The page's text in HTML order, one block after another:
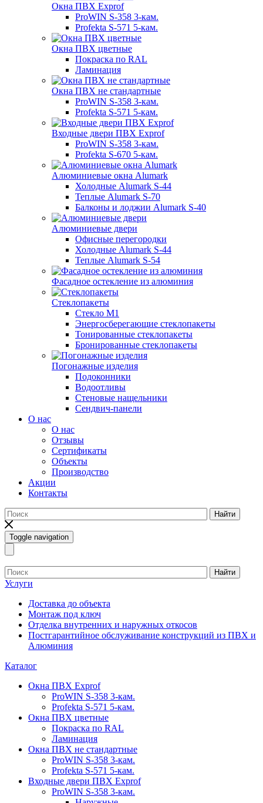
Окна ПВХ Exprof
ProWIN S-358 3-кам.
Profekta S-571 5-кам.
Окна ПВХ цветные
Покраска по RAL
Ламинация
Окна ПВХ не стандартные
ProWIN S-358 3-кам.
Profekta S-571 5-кам.
Входные двери ПВХ Exprof
ProWIN S-358 3-кам.
Profekta S-670 5-кам.
Алюминиевые окна Alumark
Холодные Alumark S-44
Теплые Alumark S-70
Балконы и лоджии Alumark S-40
Алюминиевые двери
Офисные перегородки
Холодные Alumark S-44
Теплые Alumark S-54
Фасадное остекление из алюминия
Стеклопакеты
Стекло М1
Энергосберегающие стеклопакеты
Тонированные стеклопакеты
Бронированные стеклопакеты
Погонажные изделия
Подоконники
Водоотливы
Стеновые нащельники
Сендвич-панели
О нас
О нас
Отзывы
Сертификаты
Объекты
Производство
Акции
Контакты
Найти
Toggle navigation
Найти
Услуги
Доставка до объекта
Монтаж под ключ
Отделка внутренних и наружных откосов
Постгарантийное обслуживание конструкций из ПВХ и
Алюминия
Каталог
Окна ПВХ Exprof
ProWIN S-358 3-кам.
Profekta S-571 5-кам.
Окна ПВХ цветные
Покраска по RAL
Ламинация
Окна ПВХ не стандартные
ProWIN S-358 3-кам.
Profekta S-571 5-кам.
Входные двери ПВХ Exprof
ProWIN S-358 3-кам.